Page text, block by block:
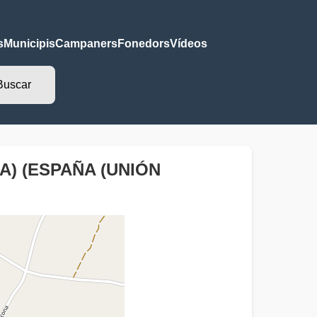
MunicipisCampanersFonedorsVídeos
(ESPAÑA (UNIÓN